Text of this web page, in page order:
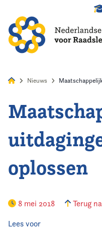
Home
Agenda
Nieuws
Nieuws
oplossen
8 mei 2018 Terug
Lees voor